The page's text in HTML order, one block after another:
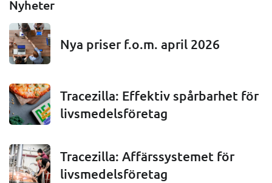
Nyheter
Nya priser f.o.m. april 2026
Tracezilla: Effektiv spårbarhet för
livsmedelsföretag
Tracezilla: Affärssystemet för
livsmedelsföretag